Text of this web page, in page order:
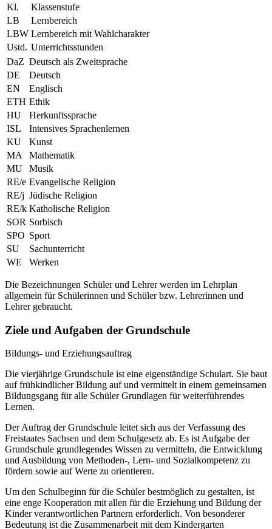
Kl.
Klassenstufe
LB
Lernbereich
LBW Lernbereich mit Wahlcharakter
Ustd. Unterrichtsstunden
DaZ Deutsch als Zweitsprache
DE
Deutsch
EN
Englisch
ETH Ethik
HU
Herkunftssprache
ISL
Intensives Sprachenlernen
KU
Kunst
MA
Mathematik
MU
Musik
RE/e Evangelische Religion
RE/j Jüdische Religion
RE/k Katholische Religion
SOR Sorbisch
SPO Sport
SU
Sachunterricht
WE
Werken
Die Bezeichnungen Schüler und Lehrer werden im Lehrplan
allgemein für Schülerinnen und Schüler bzw. Lehrerinnen und
Lehrer gebraucht.
Ziele und Aufgaben der Grundschule
Bildungs- und Erziehungsauftrag
Die vierjährige Grundschule ist eine eigenständige Schulart. Sie baut
auf frühkindlicher Bildung auf und vermittelt in einem gemeinsamen
Bildungsgang für alle Schüler Grundlagen für weiterführendes
Lernen.
Der Auftrag der Grundschule leitet sich aus der Verfassung des
Freistaates Sachsen und dem Schulgesetz ab. Es ist Aufgabe der
Grundschule grundlegendes Wissen zu vermitteln, die Entwicklung
und Ausbildung von Methoden-, Lern- und Sozialkompetenz zu
fördern sowie auf Werte zu orientieren.
Um den Schulbeginn für die Schüler bestmöglich zu gestalten, ist
eine enge Kooperation mit allen für die Erziehung und Bildung der
Kinder verantwortlichen Partnern erforderlich. Von besonderer
Bedeutung ist die Zusammenarbeit mit dem Kindergarten